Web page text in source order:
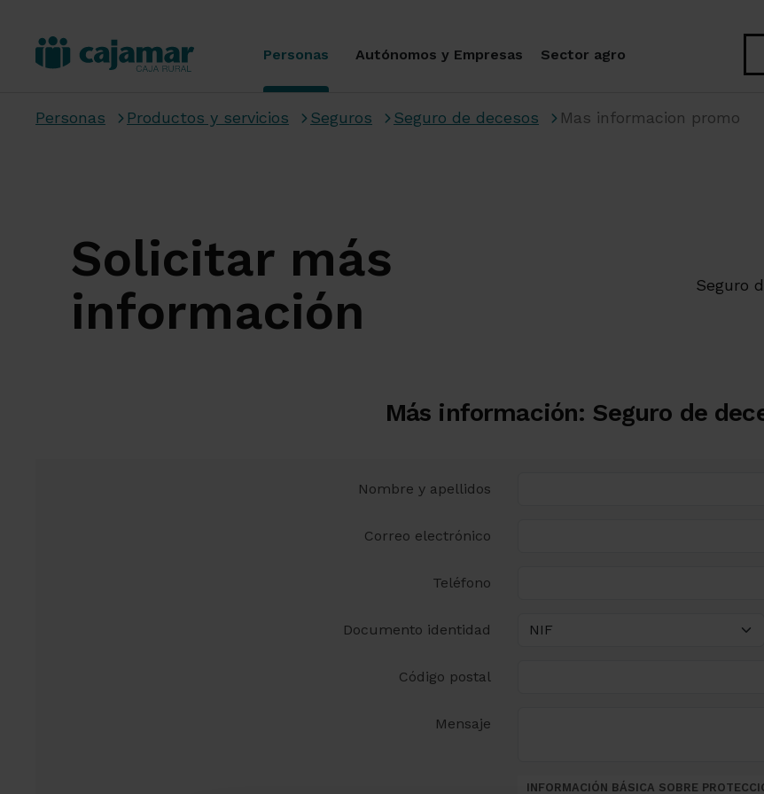
Personas Autónomos y Empresas Sector agro
Personas Productos y servicios Seguros Seguro de decesos Mas informacion promo
Solicitar más
información
Seguro
Más información: Seguro de
Nombre y apellidos
Correo electrónico
Teléfono
Documento identidad
Código postal
Mensaje
INFORMACIÓN BÁSICA SOBRE